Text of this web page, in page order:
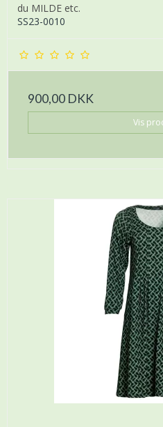
du MILDE etc.
SS23-0010
900,00 DKK
Vis